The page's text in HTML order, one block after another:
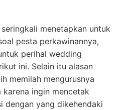
menetapkan untuk
pesta perkawinannya,
perihal wedding
ini. Selain itu alasan
memilah mengurusnya
karena ingin mencetak
dengan yang dikehendaki